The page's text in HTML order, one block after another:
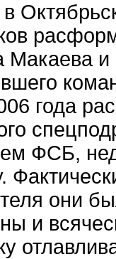
в
Макаева и
года
ФСБ,
они
и